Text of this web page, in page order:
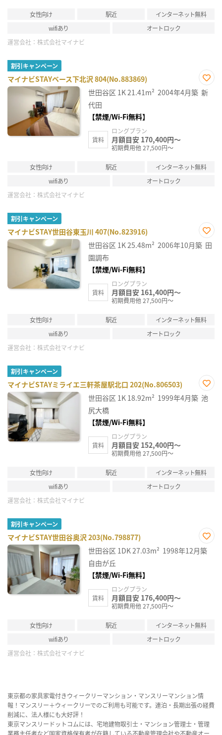
女性向け 駅近
インターネット無料
wifiあり
オートロック
運営会社： 株式会社マイナビ
割引キャンペーン
マイナビSTAYベース下北沢 804(No.883869)
お気
に入
世田谷区 1K21.41m² 2004年4月築 新
代田
【禁煙/Wi-Fi無料】
賃料
ロングプラン
月額目安 170,400円～
初期費用他 27,500円～
女性向け 駅近
インターネット無料
wifiあり
オートロック
運営会社： 株式会社マイナビ
割引キャンペーン
マイナビSTAY世田谷東玉川 407(No.823916)
お気
に入
世田谷区 1K25.48m² 2006年10月築 田
園調布
【禁煙/Wi-Fi無料】
賃料
ロングプラン
月額目安 161,400円～
初期費用他 27,500円～
女性向け 駅近
インターネット無料
wifiあり
オートロック
運営会社： 株式会社マイナビ
割引キャンペーン
マイナビSTAYミライエ三軒茶屋駅北口 202(No.806503)
お気
に入
世田谷区 1K 18.92m² 1999年4月築 池
尻大橋
【禁煙/Wi-Fi無料】
賃料
ロングプラン
月額目安 152,400円～
初期費用他 27,500円～
女性向け 駅近
インターネット無料
wifiあり
オートロック
運営会社： 株式会社マイナビ
割引キャンペーン
マイナビSTAY世田谷奥沢 203(No.798877)
お気
に入
世田谷区 1DK27.03m² 1998年12月築
自由が丘
【禁煙/Wi-Fi無料】
賃料
ロングプラン
月額目安 176,400円～
初期費用他 27,500円～
女性向け 駅近
インターネット無料
wifiあり
オートロック
運営会社： 株式会社マイナビ
東京都の家具家電付きウィークリーマンション・マンスリーマンション情
報！マンスリー＋ウィークリーでのご利用も可能です。連泊・長期出張の経費
削減に、法人様にも大好評！
東京マンスリードットコムには、宅地建物取引士・マンション管理士・管理